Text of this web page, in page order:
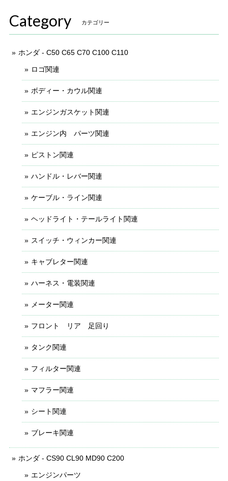
Category カテゴリー
ホンダ - C50 C65 C70 C100 C110
ロゴ関連
ボディー・カウル関連
エンジンガスケット関連
エンジン内 パーツ関連
ピストン関連
ハンドル・レバー関連
ケーブル・ライン関連
ヘッドライト・テールライト関連
スイッチ・ウィンカー関連
キャブレター関連
ハーネス・電装関連
メーター関連
フロント リア 足回り
タンク関連
フィルター関連
マフラー関連
シート関連
ブレーキ関連
ホンダ - CS90 CL90 MD90 C200
エンジンパーツ